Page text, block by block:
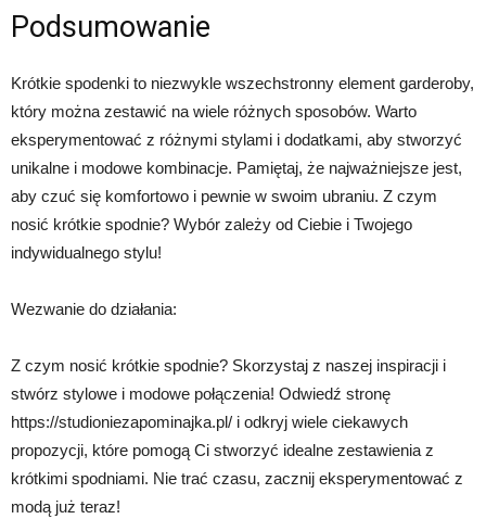
Podsumowanie
Krótkie spodenki to niezwykle wszechstronny element garderoby,
który można zestawić na wiele różnych sposobów. Warto
eksperymentować z różnymi stylami i dodatkami, aby stworzyć
unikalne i modowe kombinacje. Pamiętaj, że najważniejsze jest,
aby czuć się komfortowo i pewnie w swoim ubraniu. Z czym
nosić krótkie spodnie? Wybór zależy od Ciebie i Twojego
indywidualnego stylu!
Wezwanie do działania:
Z czym nosić krótkie spodnie? Skorzystaj z naszej inspiracji i
stwórz stylowe i modowe połączenia! Odwiedź stronę
https://studioniezapominajka.pl/ i odkryj wiele ciekawych
propozycji, które pomogą Ci stworzyć idealne zestawienia z
krótkimi spodniami. Nie trać czasu, zacznij eksperymentować z
modą już teraz!